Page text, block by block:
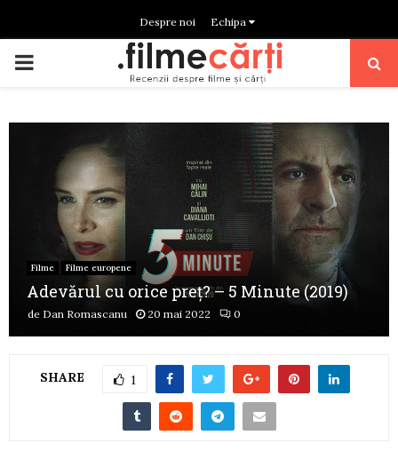
Despre noi Echipa
PRIMARY
Filme Filme europene
Adevărul cu orice preț? – 5 Minute (2019)
de Dan Romascanu 20 mai 2022 0
SHARE 1